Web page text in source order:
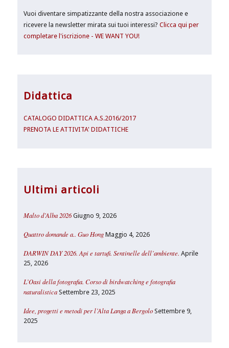
Vuoi diventare simpatizzante della nostra associazione e
ricevere la newsletter mirata sui tuoi interessi?Clicca qui per
completare l'iscrizione - WE WANT YOU!
Didattica
CATALOGO DIDATTICA A.S.2016/2017
PRENOTA LE ATTIVITA' DIDATTICHE
Ultimi articoli
Malto d’Alba 2026 Giugno 9, 2026
Quattro domande a.. Guo Hong Maggio 4, 2026
DARWIN DAY 2026. Api e tartufi. Sentinelle dell’ambiente. Aprile
25, 2026
L’Oasi della fotografia. Corso di birdwatching e fotografia
naturalistica Settembre 23, 2025
Idee, progetti e metodi per l’Alta Langa a Bergolo Settembre 9,
2025